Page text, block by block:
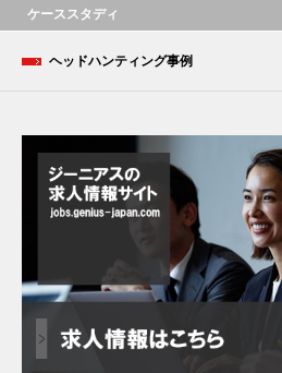
ケーススタディ
ヘッドハンティング事例